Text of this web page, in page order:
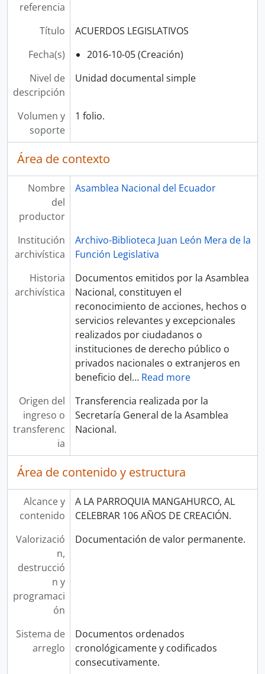
referencia
Título
ACUERDOS LEGISLATIVOS
Fecha(s)
2016-10-05 (Creación)
Nivel de
descripción
Unidad documental simple
Volumen y
soporte
1 folio.
Área de contexto
Nombre
del
productor
Asamblea Nacional del Ecuador
Institución
archivística
Archivo-Biblioteca Juan León Mera de la
Función Legislativa
Historia
archivística
Documentos emitidos por la Asamblea
Nacional, constituyen el
reconocimiento de acciones, hechos o
servicios relevantes y excepcionales
realizados por ciudadanos o
instituciones de derecho público o
privados nacionales o extranjeros en
beneficio del… Read more
Origen del
ingreso o
transferenc
ia
Transferencia realizada por la
Secretaría General de la Asamblea
Nacional.
Área de contenido y estructura
Alcance y
contenido
A LA PARROQUIA MANGAHURCO, AL
CELEBRAR 106 AÑOS DE CREACIÓN.
Valorizació
n,
destrucció
n y
programaci
ón
Documentación de valor permanente.
Sistema de
arreglo
Documentos ordenados
cronológicamente y codificados
consecutivamente.